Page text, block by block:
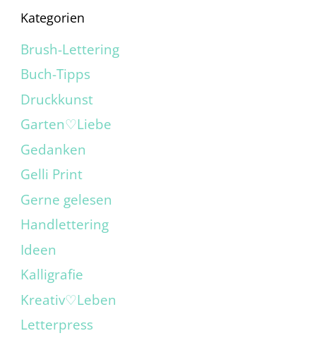
Kategorien
Brush-Lettering
Buch-Tipps
Druckkunst
Garten♡Liebe
Gedanken
Gelli Print
Gerne gelesen
Handlettering
Ideen
Kalligrafie
Kreativ♡Leben
Letterpress